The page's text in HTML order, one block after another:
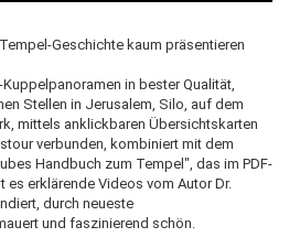
Geschichte kaum präsentieren
in bester Qualität,
Stellen in Jerusalem, Silo, auf dem
mittels anklickbaren Übersichtskarten
verbunden, kombiniert mit dem
Handbuch zum Tempel", das im PDF-
es erklärende Videos vom Autor Dr.
durch neueste
und faszinierend schön.